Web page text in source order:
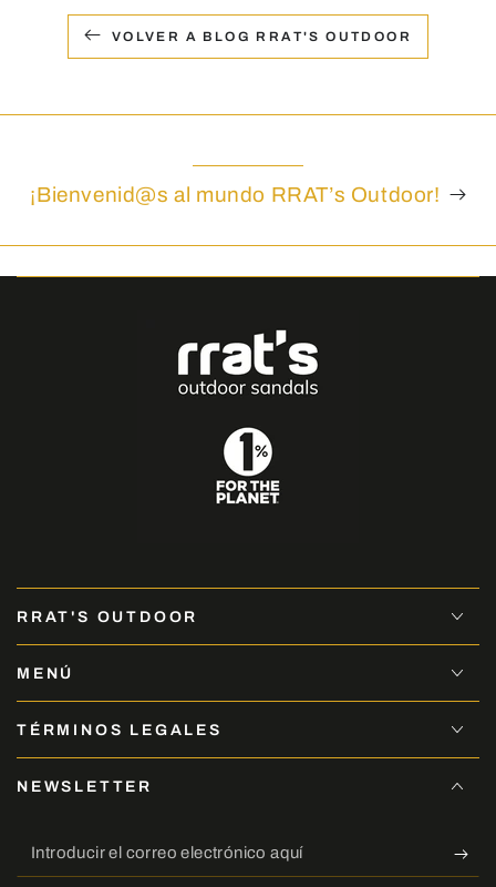
VOLVER A BLOG RRAT'S OUTDOOR
¡Bienvenid@s al mundo RRAT’s Outdoor!
RRAT'S OUTDOOR
MENÚ
TÉRMINOS LEGALES
NEWSLETTER
Introducir
el